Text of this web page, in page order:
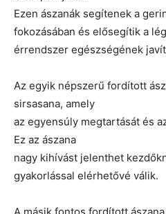
Ezen ászanák segítenek a
fokozásában és elősegítik a
érrendszer egészségének
Az egyik népszerű fordított
sirsasana, amely
az egyensúly megtartását és
Ez az ászana
nagy kihívást jelenthet
gyakorlással elérhetővé válik.
A másik fontos fordított